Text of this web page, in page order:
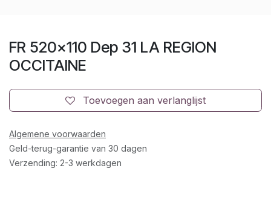
FR 520x110 Dep 31 LA REGION
OCCITAINE
Toevoegen aan verlanglijst
Algemene voorwaarden
Geld-terug-garantie van 30 dagen
Verzending: 2-3 werkdagen